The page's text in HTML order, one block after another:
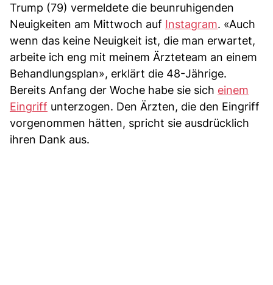
Trump (79) vermeldete die beunruhigenden
Neuigkeiten am Mittwoch auf Instagram. «Auch
wenn das keine Neuigkeit ist, die man erwartet,
arbeite ich eng mit meinem Ärzteteam an einem
Behandlungsplan», erklärt die 48-Jährige.
Bereits Anfang der Woche habe sie sich einem
Eingriff unterzogen. Den Ärzten, die den Eingriff
vorgenommen hätten, spricht sie ausdrücklich
ihren Dank aus.